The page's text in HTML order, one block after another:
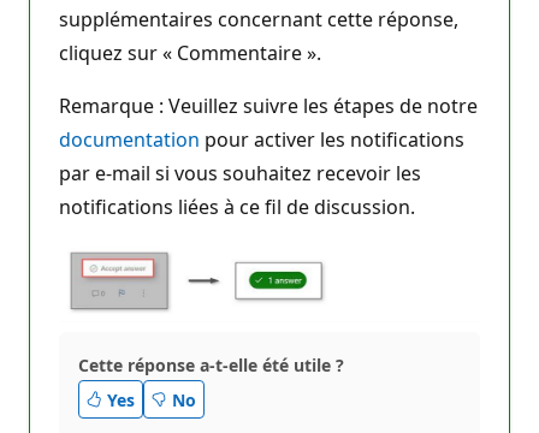
supplémentaires concernant cette réponse,
cliquez sur « Commentaire ».
Remarque : Veuillez suivre les étapes de notre
documentation pour activer les notifications
par e-mail si vous souhaitez recevoir les
notifications liées à ce fil de discussion.
Cette réponse a-t-elle été utile ?
Yes
No